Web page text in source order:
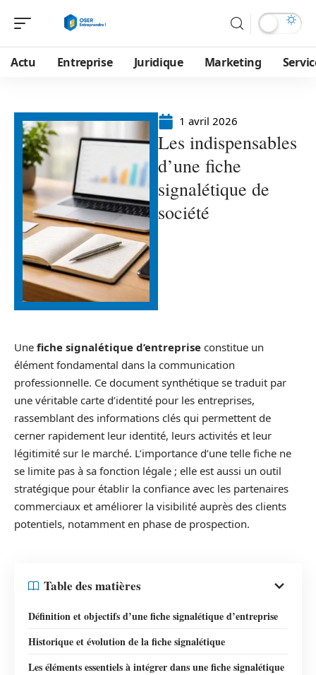
Actu Entreprise Juridique Marketing
1 avril 2026
Les indispensables
d’une fiche
signalétique de
société
Une fiche signalétique d’entreprise constitue un
élément fondamental dans la communication
professionnelle. Ce document synthétique se traduit par
une véritable carte d’identité pour les entreprises,
rassemblant des informations clés qui permettent de
cerner rapidement leur identité, leurs activités et leur
légitimité sur le marché. L’importance d’une telle fiche ne
se limite pas à sa fonction légale ; elle est aussi un outil
stratégique pour établir la confiance avec les partenaires
commerciaux et améliorer la visibilité auprès des clients
potentiels, notamment en phase de prospection.
Table des matières
Définition et objectifs d’une fiche signalétique d’entreprise
Historique et évolution de la fiche signalétique
Les éléments essentiels à intégrer dans une fiche signalétique